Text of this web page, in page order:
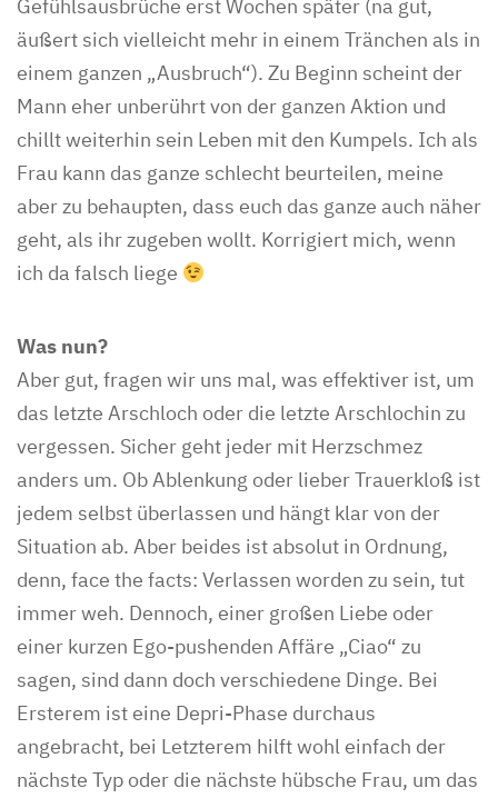
Gefühlsausbrüche erst Wochen später (na gut,
äußert sich vielleicht mehr in einem Tränchen als in
einem ganzen „Ausbruch“). Zu Beginn scheint der
Mann eher unberührt von der ganzen Aktion und
chillt weiterhin sein Leben mit den Kumpels. Ich als
Frau kann das ganze schlecht beurteilen, meine
aber zu behaupten, dass euch das ganze auch näher
geht, als ihr zugeben wollt. Korrigiert mich, wenn
ich da falsch liege
Was nun?
Aber gut, fragen wir uns mal, was effektiver ist, um
das letzte Arschloch oder die letzte Arschlochin zu
vergessen. Sicher geht jeder mit Herzschmez
anders um. Ob Ablenkung oder lieber Trauerkloß ist
jedem selbst überlassen und hängt klar von der
Situation ab. Aber beides ist absolut in Ordnung,
denn, face the facts: Verlassen worden zu sein, tut
immer weh. Dennoch, einer großen Liebe oder
einer kurzen Ego-pushenden Affäre „Ciao“ zu
sagen, sind dann doch verschiedene Dinge. Bei
Ersterem ist eine Depri-Phase durchaus
angebracht, bei Letzterem hilft wohl einfach der
nächste Typ oder die nächste hübsche Frau, um das